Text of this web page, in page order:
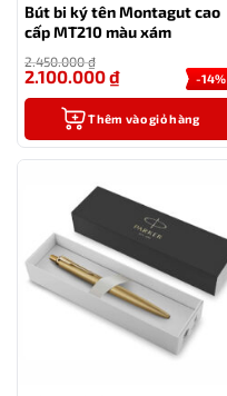
Bút bi ký tên Montagut cao
cấp MT210 màu xám
2.450.000₫
-14%
2.100.000₫
Thêm vào giỏ hàng